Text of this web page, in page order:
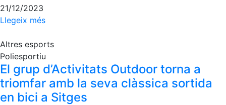
Històric
del
Social
Fotos
Normativa
Pàdel
21/12/2023
Llegeix més
Altres esports
Poliesportiu
El grup d’Activitats Outdoor torna a
triomfar amb la seva clàssica sortida
en bici a Sitges